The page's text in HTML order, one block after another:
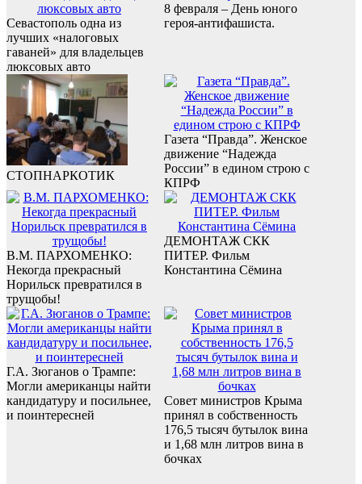
Севастополь одна из
лучших «налоговых
гаваней» для владельцев
люксовых авто
8 февраля – День юного
героя-антифашиста.
СТОПНАРКОТИК
Газета “Правда”. Женское
движение “Надежда
России” в едином строю с
КПРФ
В.М. ПАРХОМЕНКО:
Некогда прекрасный
Норильск превратился в
трущобы!
ДЕМОНТАЖ СКК
ПИТЕР. Фильм
Константина Сёмина
Г.А. Зюганов о Трампе:
Могли американцы найти
кандидатуру и посильнее,
и поинтересней
Совет министров Крыма
принял в собственность
176,5 тысяч бутылок вина
и 1,68 млн литров вина в
бочках